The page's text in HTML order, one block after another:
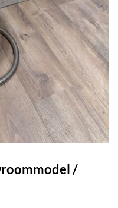
/